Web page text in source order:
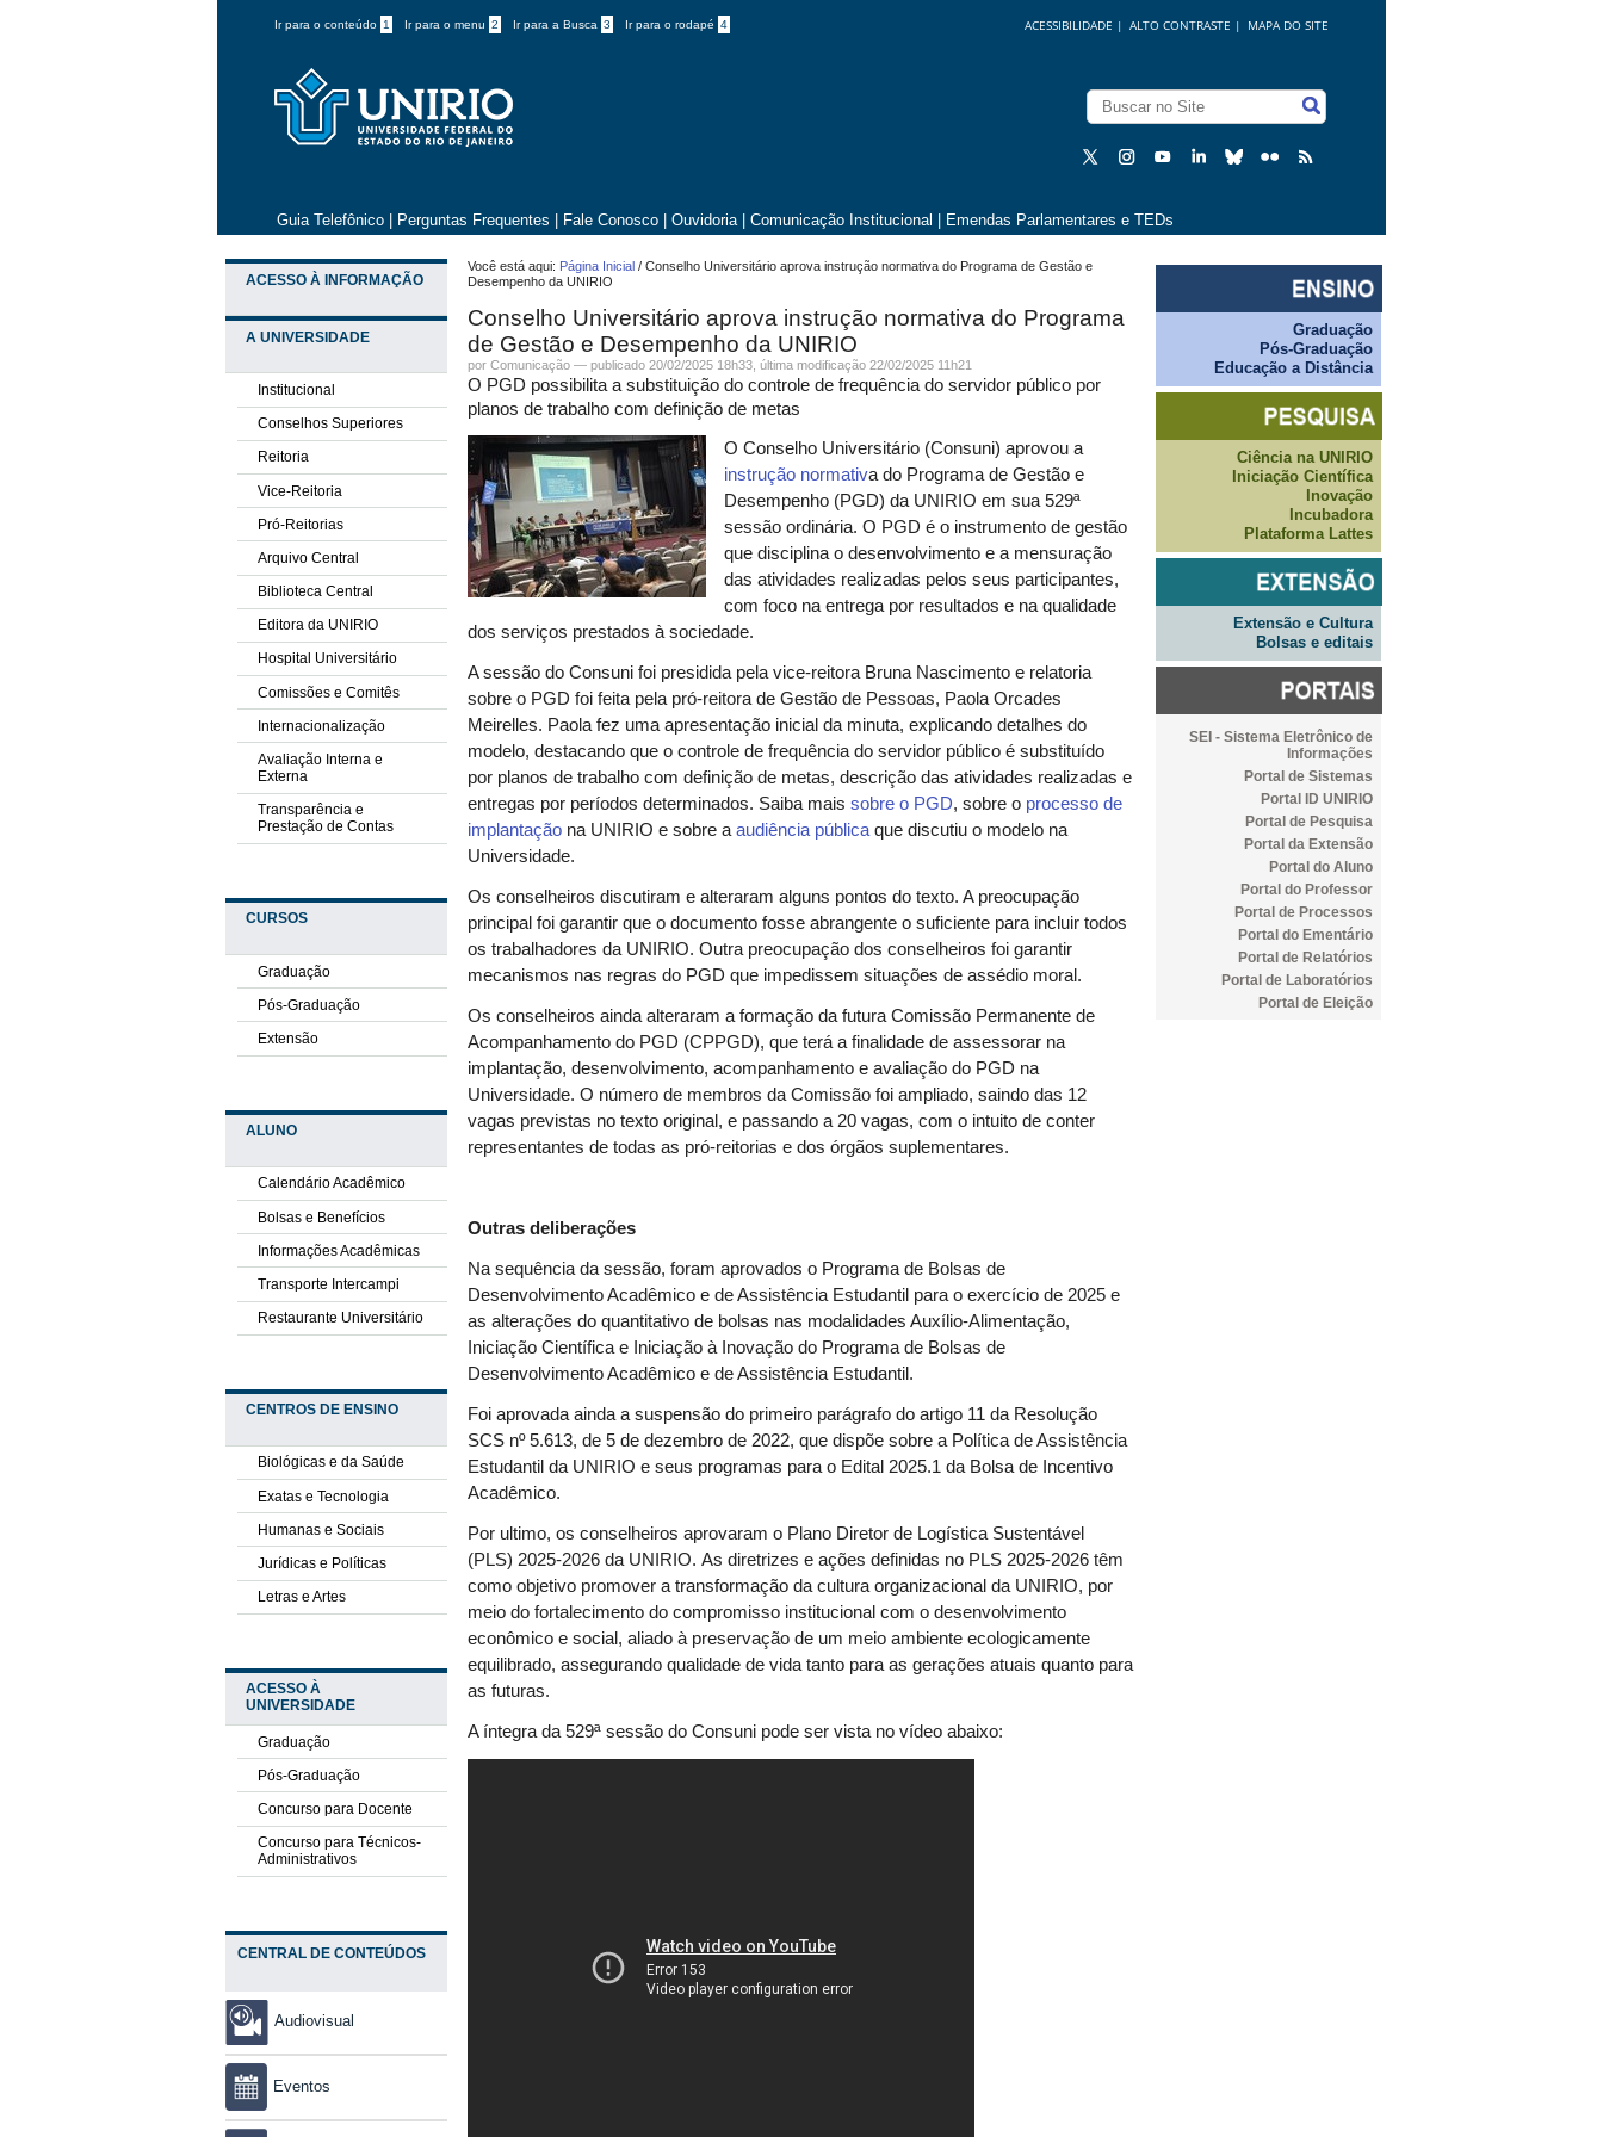
Ir para o conteúdo 1 Ir para o menu 2 Ir para a Busca 3 Ir para o rodapé 4 MAPA DO SITE
ALTO CONTRASTE |
ACESSIBILIDADE |
Guia Telefônico Perguntas Frequentes Fale Conosco Ouvidoria Comunicação Institucional Emendas Parlamentares e TEDs
ACESSO À INFORMAÇÃO
A UNIVERSIDADE
Institucional
Conselhos Superiores
Reitoria
Vice-Reitoria
Pró-Reitorias
Arquivo Central
Biblioteca Central
Editora da UNIRIO
Hospital Universitário
Comissões e Comitês
Internacionalização
Avaliação Interna e
Externa
Transparência e
Prestação de Contas
CURSOS
Graduação
Pós-Graduação
Extensão
ALUNO
Calendário Acadêmico
Bolsas e Benefícios
Informações Acadêmicas
Transporte Intercampi
Restaurante Universitário
CENTROS DE ENSINO
Biológicas e da Saúde
Exatas e Tecnologia
Humanas e Sociais
Jurídicas e Políticas
Letras e Artes
ACESSO À
UNIVERSIDADE
Graduação
Pós-Graduação
Concurso para Docente
Concurso para Técnicos-
Administrativos
CENTRAL DE CONTEÚDOS
Audiovisual
Eventos
Você está aqui: Página Inicial /Conselho Universitário aprova instrução normativa do Programa de Gestão e
Desempenho da UNIRIO
Conselho Universitário aprova instrução normativa do Programa
de Gestão e Desempenho da UNIRIO
porComunicação —publicado 20/02/2025 18h33,última modificação 22/02/2025 11h21
O PGD possibilita a substituição do controle de frequência do servidor público por
planos de trabalho com definição de metas
O Conselho Universitário (Consuni) aprovou a
instrução normativa do Programa de Gestão e
Desempenho (PGD) da UNIRIOem sua 529ª
sessão ordinária.O PGD é o instrumento de gestão
que disciplina o desenvolvimento e a mensuração
das atividades realizadas pelos seus participantes,
com foco na entrega por resultados e na qualidade
dos serviços prestados à sociedade.
A sessão do Consuni foi presidida pela vice-reitora Bruna Nascimento e relatoria
sobre o PGD foi feita pela pró-reitora de Gestão de Pessoas, Paola Orcades
Meirelles. Paola fez uma apresentação inicial da minuta,explicando detalhes do
modelo, destacando que o controle de frequência do servidor público é substituído
por planos de trabalho com definição de metas, descrição das atividades realizadas e
entregas por períodos determinados. Saiba maissobre o PGD, sobre o processo de
implantação na UNIRIO e sobre aaudiência públicaque discutiu o modelo na
Universidade.
Os conselheiros discutiram e alteraram alguns pontos do texto. A preocupação
principal foi garantir que o documento fosse abrangente o suficiente para incluir todos
os trabalhadores da UNIRIO. Outra preocupação dos conselheiros foi garantir
mecanismos nas regras do PGD que impedissem situações de assédio moral.
Os conselheiros ainda alteraram a formação da futura Comissão Permanente de
Acompanhamento do PGD (CPPGD), que terá a finalidade de assessorar na
implantação, desenvolvimento, acompanhamento e avaliação do PGD na
Universidade. O número de membros da Comissão foi ampliado, saindo das 12
vagas previstas no texto original, e passando a 20 vagas, com o intuito de conter
representantes de todas as pró-reitorias e dos órgãos suplementares.
Outras deliberações
Na sequência da sessão, foram aprovados o Programa de Bolsas de
Desenvolvimento Acadêmico e de Assistência Estudantil para o exercício de 2025 e
as alterações do quantitativo de bolsas nas modalidades Auxílio-Alimentação,
Iniciação Científica e Iniciação à Inovação do Programa de Bolsas de
Desenvolvimento Acadêmico e de Assistência Estudantil.
Foi aprovada ainda a suspensão do primeiro parágrafo do artigo 11 da Resolução
SCS nº 5.613, de 5 de dezembro de 2022, que dispõe sobre a Política de Assistência
Estudantil da UNIRIO e seus programas para o Edital 2025.1 da Bolsa de Incentivo
Acadêmico.
Por ultimo, os conselheiros aprovaram o Plano Diretor de Logística Sustentável
(PLS) 2025-2026 da UNIRIO. As diretrizes e ações definidas no PLS 2025-2026 têm
como objetivo promover a transformação da cultura organizacional da UNIRIO, por
meio do fortalecimento do compromisso institucional com o desenvolvimento
econômico e social, aliado à preservação de um meio ambiente ecologicamente
equilibrado, assegurando qualidade de vida tanto para as gerações atuais quanto para
as futuras.
A íntegra da 529ª sessão do Consuni pode ser vista no vídeo abaixo:
Graduação
Pós-Graduação
Educação a Distância
Ciência na UNIRIO
Iniciação Científica
Inovação
Incubadora
Plataforma Lattes
Extensão e Cultura
Bolsas e editais
SEI - Sistema Eletrônico de
Informações
Portal de Sistemas
Portal ID UNIRIO
Portal de Pesquisa
Portal da Extensão
Portal do Aluno
Portal do Professor
Portal de Processos
Portal do Ementário
Portal de Relatórios
Portal de Laboratórios
Portal de Eleição